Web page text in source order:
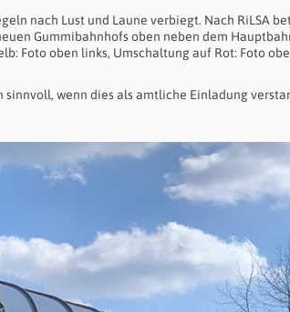
nach Lust und Laune verbiegt. Nach RiLSA
Gummibahnhofs oben neben dem
Foto oben links, Umschaltung auf Rot: Foto
wenn dies als amtliche Einladung